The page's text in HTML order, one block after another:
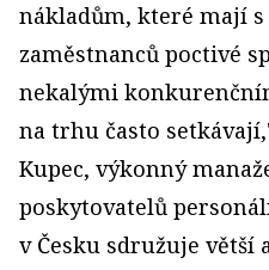
nákladům, které mají
zaměstnanců poctivé
nekalými
na trhu často
Kupec, výkonný
poskytovatelů
v Česku sdružuje větší